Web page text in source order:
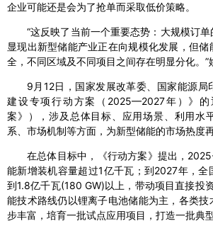
企业可能还是会为了抢单而采取低价策略。
“这反映了当前一个重要态势：大规模订单
显现出新型储能产业正在向规模化发展，但储
全，不同区域及不同项目之间存在明显分化。”
9月12日，国家发展改革委、国家能源局
建设专项行动方案（2025—2027年）》
案》），涉及总体目标、应用场景、利用水
系、市场机制等方面，为新型储能的市场热度
在总体目标中，《行动方案》提出，
能新增装机容量超过1亿千瓦；到2027年，全
到1.8亿千瓦(180 GW)以上，带动项目直接投
能技术路线仍以锂离子电池储能为主，各类
步丰富，培育一批试点应用项目，打造一批典